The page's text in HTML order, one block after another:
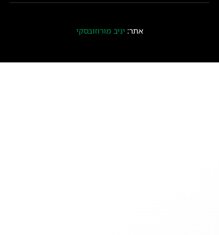
אתר: יניב מורוזובסקי